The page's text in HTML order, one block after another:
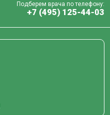
Подберем врача по телефону:
+7 (495) 125-44-03